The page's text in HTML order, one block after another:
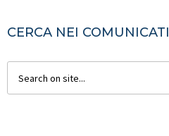
CERCA NEI COMUNICATI